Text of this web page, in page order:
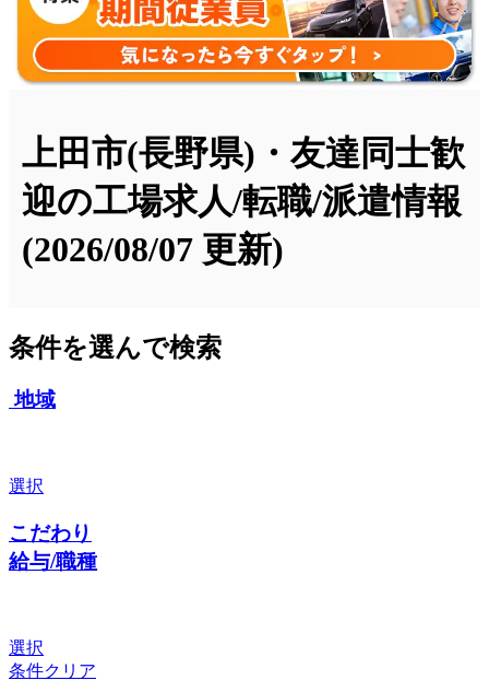
上田市(長野県)・友達同士歓
迎の工場求人/転職/派遣情報
(2026/08/07 更新)
条件を選んで検索
地域
選択
こだわり
給与/職種
選択
条件クリア